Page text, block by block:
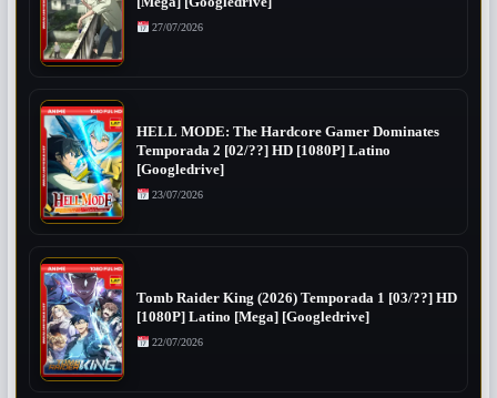
27/07/2026
HELL MODE: The Hardcore Gamer Dominates
Temporada 2 [02/??] HD [1080P] Latino
[Googledrive]
23/07/2026
Tomb Raider King (2026) Temporada 1 [03/??] HD
[1080P] Latino [Mega] [Googledrive]
22/07/2026